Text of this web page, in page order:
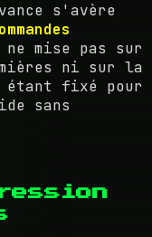
s'avère
mise pas sur
ni sur la
fixé pour
sans